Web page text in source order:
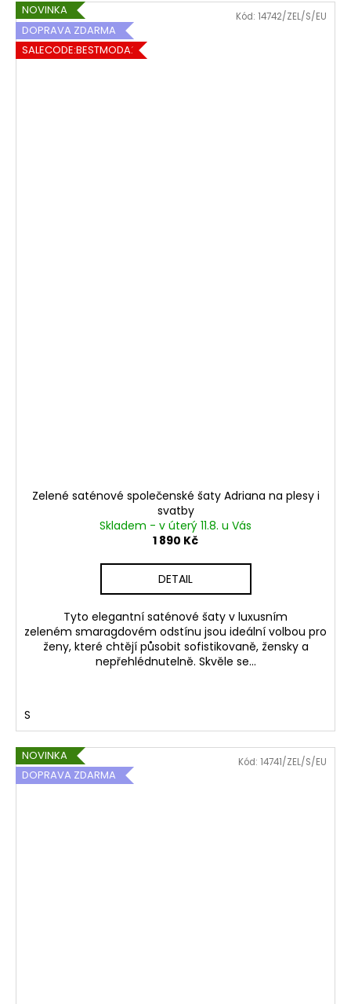
NOVINKA
DOPRAVA ZDARMA
SALECODE:BESTMODA20:20:%
Zelené saténové společenské šaty Adriana na plesy i
svatby
Skladem - v úterý 11.8. u Vás
1 890 Kč
DETAIL
Tyto elegantní saténové šaty v luxusním
zeleném smaragdovém odstínu jsou ideální volbou pro
ženy, které chtějí působit sofistikovaně, žensky a
nepřehlédnutelně. Skvěle se...
S
Kód: 14742/ZEL/S/EU
NOVINKA
DOPRAVA ZDARMA
Kód: 14741/ZEL/S/EU